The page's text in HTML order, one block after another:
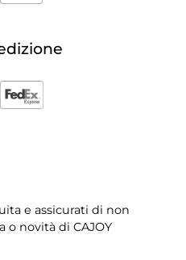
e assicurati di non
o novità di CAJOY